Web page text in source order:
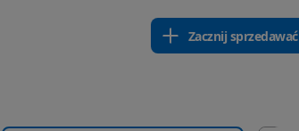
Zacznij sprzedawać